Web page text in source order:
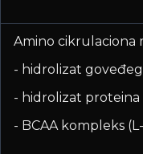
Amino cikrulaciona
- hidrolizat
- hidrolizat
- BCAA kompleks